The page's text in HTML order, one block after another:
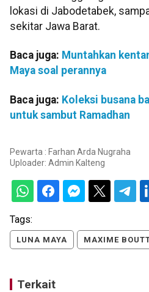
lokasi di Jabodetabek,
sekitar Jawa Barat.
Baca juga: Muntahkan
Maya soal perannya
Baca juga: Koleksi busana
untuk sambut Ramadhan
Pewarta : Farhan Arda Nugraha
Uploader: Admin Kalteng
Tags:
LUNA MAYA MAXIME
Terkait